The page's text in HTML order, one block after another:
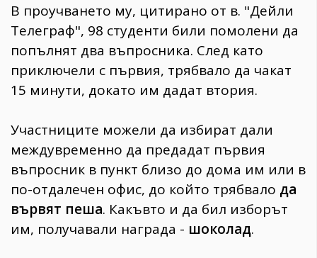
В проучването му, цитирано от в. "Дейли
Телеграф", 98 студенти били помолени да
попълнят два въпросника. След като
приключели с първия, трябвало да чакат
15 минути, докато им дадат втория.
Участниците можели да избират дали
междувременно да предадат първия
въпросник в пункт близо до дома им или в
по-отдалечен офис, до който трябвало да
вървят пеша. Какъвто и да бил изборът
им, получавали награда - шоколад.